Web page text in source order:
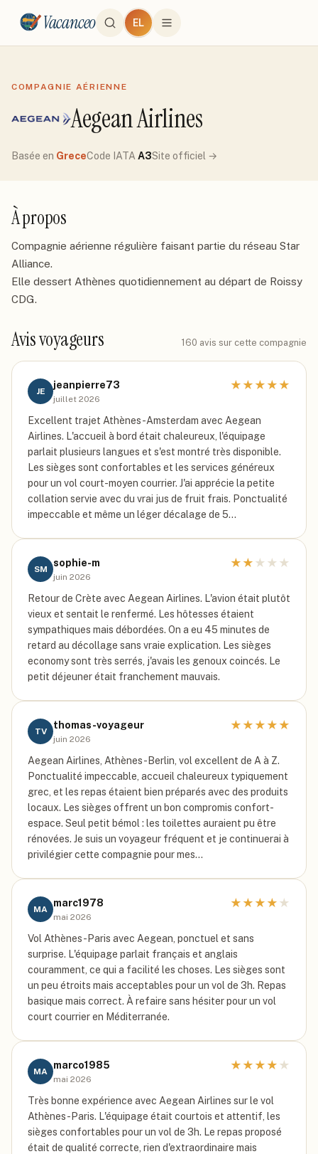
Vacanceo EL
COMPAGNIE AÉRIENNE
Aegean Airlines
Basée en GreceCode IATA A3Site officiel →
À propos
Compagnie aérienne régulière faisant partie du réseau Star
Alliance.
Elle dessert Athènes quotidiennement au départ de Roissy
CDG.
Avis voyageurs 160 avis sur cette compagnie
JE
jeanpierre73
juillet 2026
★ ★ ★ ★ ★
Excellent trajet Athènes-Amsterdam avec Aegean
Airlines. L'accueil à bord était chaleureux, l'équipage
parlait plusieurs langues et s'est montré très disponible.
Les sièges sont confortables et les services généreux
pour un vol court-moyen courrier. J'ai apprécie la petite
collation servie avec du vrai jus de fruit frais. Ponctualité
impeccable et même un léger décalage de 5…
SM
sophie-m
juin 2026
★ ★ ★ ★ ★
Retour de Crète avec Aegean Airlines. L'avion était plutôt
vieux et sentait le renfermé. Les hôtesses étaient
sympathiques mais débordées. On a eu 45 minutes de
retard au décollage sans vraie explication. Les sièges
economy sont très serrés, j'avais les genoux coincés. Le
petit déjeuner était franchement mauvais.
TV
thomas-voyageur
juin 2026
★ ★ ★ ★ ★
Aegean Airlines, Athènes-Berlin, vol excellent de A à Z.
Ponctualité impeccable, accueil chaleureux typiquement
grec, et les repas étaient bien préparés avec des produits
locaux. Les sièges offrent un bon compromis confort-
espace. Seul petit bémol : les toilettes auraient pu être
rénovées. Je suis un voyageur fréquent et je continuerai à
privilégier cette compagnie pour mes…
MA
marc1978
mai 2026
★ ★ ★ ★ ★
Vol Athènes-Paris avec Aegean, ponctuel et sans
surprise. L'équipage parlait français et anglais
couramment, ce qui a facilité les choses. Les sièges sont
un peu étroits mais acceptables pour un vol de 3h. Repas
basique mais correct. À refaire sans hésiter pour un vol
court courrier en Méditerranée.
MA
marco1985
mai 2026
★ ★ ★ ★ ★
Très bonne expérience avec Aegean Airlines sur le vol
Athènes-Paris. L'équipage était courtois et attentif, les
sièges confortables pour un vol de 3h. Le repas proposé
était de qualité correcte, rien d'extraordinaire mais